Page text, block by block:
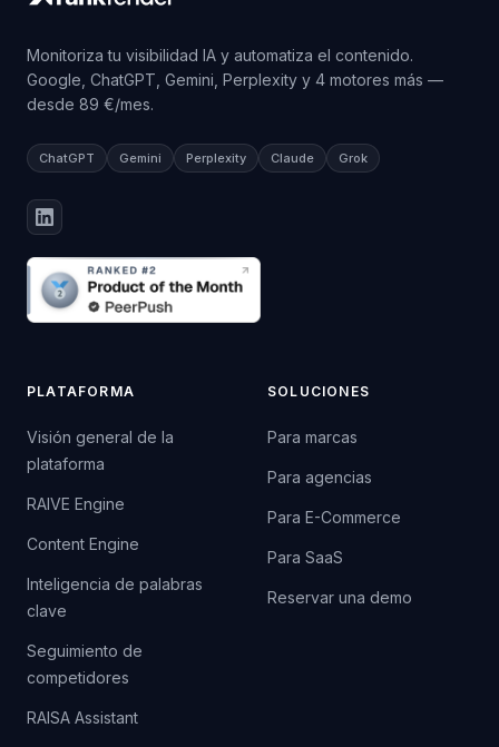
Monitoriza tu visibilidad IA y automatiza el contenido.
Google, ChatGPT, Gemini, Perplexity y 4 motores más —
desde 89 €/mes.
ChatGPT Gemini Perplexity Claude Grok
PLATAFORMA
Visión general de la
plataforma
RAIVE Engine
Content Engine
Inteligencia de palabras
clave
Seguimiento de
competidores
RAISA Assistant
SOLUCIONES
Para marcas
Para agencias
Para E-Commerce
Para SaaS
Reservar una demo